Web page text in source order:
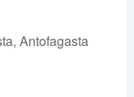
Antofagasta